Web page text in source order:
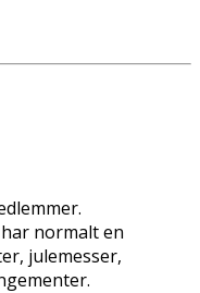
normalt en
julemesser,